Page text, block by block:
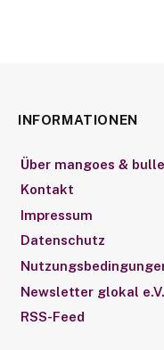
INFORMATIONEN
Über mangoes &
Kontakt
Impressum
Datenschutz
Newsletter glokal e.V.
RSS-Feed